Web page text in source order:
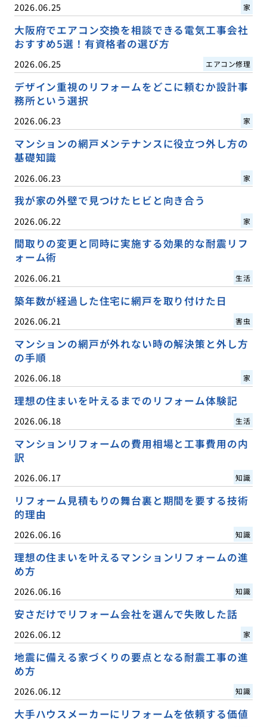
2026.06.25 家
大阪府でエアコン交換を相談できる電気工事会社
おすすめ5選！有資格者の選び方
2026.06.25 エアコン修理
デザイン重視のリフォームをどこに頼むか設計事
務所という選択
2026.06.23 家
マンションの網戸メンテナンスに役立つ外し方の
基礎知識
2026.06.23 家
我が家の外壁で見つけたヒビと向き合う
2026.06.22 家
間取りの変更と同時に実施する効果的な耐震リフ
ォーム術
2026.06.21 生活
築年数が経過した住宅に網戸を取り付けた日
2026.06.21 害虫
マンションの網戸が外れない時の解決策と外し方
の手順
2026.06.18 家
理想の住まいを叶えるまでのリフォーム体験記
2026.06.18 生活
マンションリフォームの費用相場と工事費用の内
訳
2026.06.17 知識
リフォーム見積もりの舞台裏と期間を要する技術
的理由
2026.06.16 知識
理想の住まいを叶えるマンションリフォームの進
め方
2026.06.16 知識
安さだけでリフォーム会社を選んで失敗した話
2026.06.12 家
地震に備える家づくりの要点となる耐震工事の進
め方
2026.06.12 知識
大手ハウスメーカーにリフォームを依頼する価値